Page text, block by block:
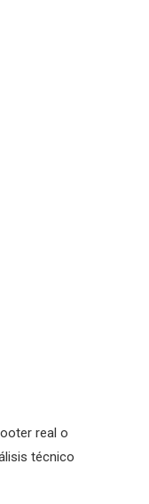
real o
técnico